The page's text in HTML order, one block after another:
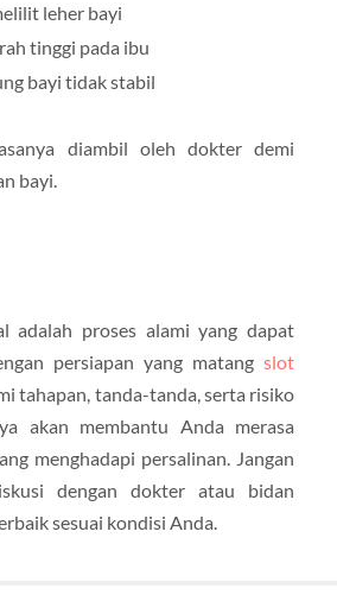
leher bayi
tinggi pada ibu
bayi tidak stabil
diambil oleh dokter demi
bayi.
adalah proses alami yang dapat
persiapan yang matangslot
tahapan, tanda-tanda, serta risiko
akan membantu Anda merasa
menghadapi persalinan. Jangan
dengan dokter atau bidan
sesuai kondisi Anda.